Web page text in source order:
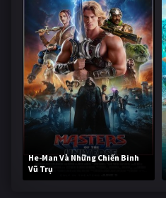
He-Man Và Những Chiến Binh
Vũ Trụ
234,634 lượt xem